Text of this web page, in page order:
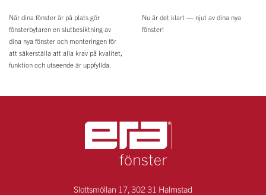
När dina fönster är på plats gör
fönsterbytaren en slutbesiktning av
dina nya fönster och monteringen för
att säkerställa att alla krav på kvalitet,
funktion och utseende är uppfyllda.
Nu är det klart — njut av dina nya
fönster!
Slottsmöllan 17, 302 31 Halmstad